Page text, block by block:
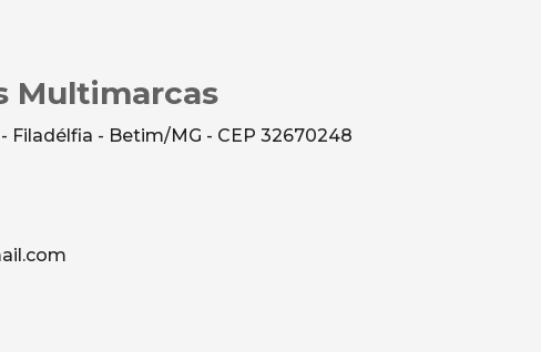
Multimarcas
Filadélfia - Betim/MG - CEP 32670248